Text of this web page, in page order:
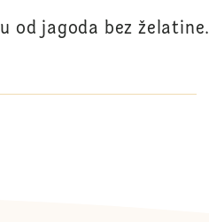
od jagoda bez želatine.